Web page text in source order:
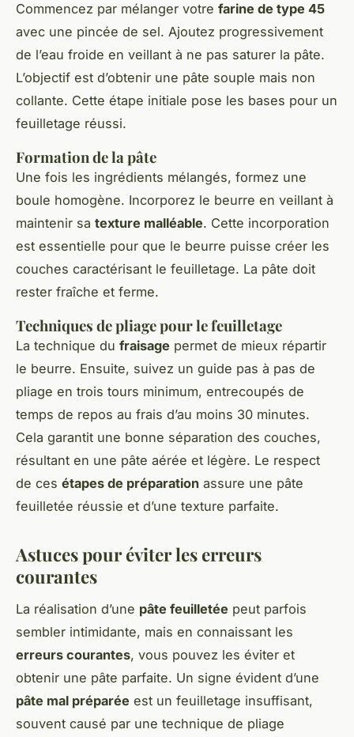
Commencez par mélanger votre farine de type 45
avec une pincée de sel. Ajoutez progressivement
de l’eau froide en veillant à ne pas saturer la pâte.
L’objectif est d’obtenir une pâte souple mais non
collante. Cette étape initiale pose les bases pour un
feuilletage réussi.
Formation de la pâte
Une fois les ingrédients mélangés, formez une
boule homogène. Incorporez le beurre en veillant à
maintenir sa texture malléable. Cette incorporation
est essentielle pour que le beurre puisse créer les
couches caractérisant le feuilletage. La pâte doit
rester fraîche et ferme.
Techniques de pliage pour le feuilletage
La technique du fraisage permet de mieux répartir
le beurre. Ensuite, suivez un guide pas à pas de
pliage en trois tours minimum, entrecoupés de
temps de repos au frais d’au moins 30 minutes.
Cela garantit une bonne séparation des couches,
résultant en une pâte aérée et légère. Le respect
de ces étapes de préparation assure une pâte
feuilletée réussie et d’une texture parfaite.
Astuces pour éviter les erreurs
courantes
La réalisation d’une pâte feuilletée peut parfois
sembler intimidante, mais en connaissant les
erreurs courantes, vous pouvez les éviter et
obtenir une pâte parfaite. Un signe évident d’une
pâte mal préparée est un feuilletage insuffisant,
souvent causé par une technique de pliage